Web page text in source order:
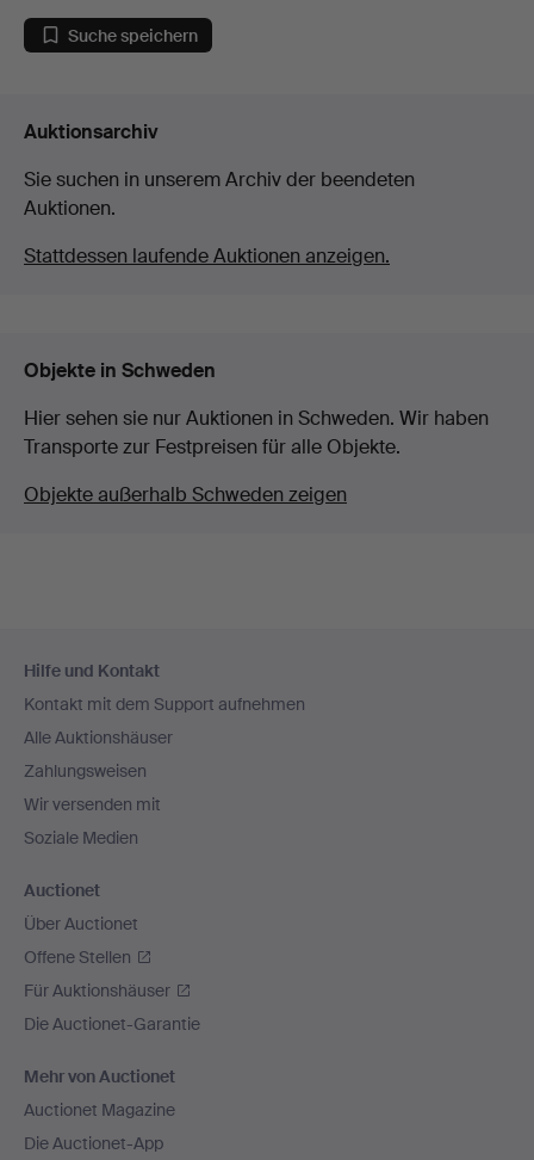
Suche speichern
Auktionsarchiv
Sie suchen in unserem Archiv der beendeten
Auktionen.
Stattdessen laufende Auktionen anzeigen.
Objekte in Schweden
Hier sehen sie nur Auktionen in Schweden. Wir haben
Transporte zur Festpreisen für alle Objekte.
Objekte außerhalb Schweden zeigen
Navigation
Hilfe und Kontakt
Kontakt mit dem Support aufnehmen
Alle Auktionshäuser
Zahlungsweisen
Wir versenden mit
Soziale Medien
Auctionet
Über Auctionet
Offene Stellen
Für Auktionshäuser
Die Auctionet-Garantie
Mehr von Auctionet
Auctionet Magazine
Die Auctionet-App